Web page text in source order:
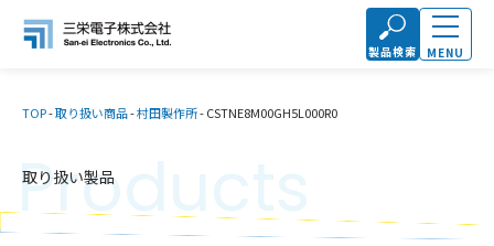
製品検索 MENU
TOP-取り扱い商品-村田製作所-CSTNE8M00GH5L000R0
取り扱い製品
Products